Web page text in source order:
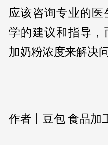
应该咨询专业的
学的建议和指导，
加奶粉浓度来解决问
作者丨豆包 食品加